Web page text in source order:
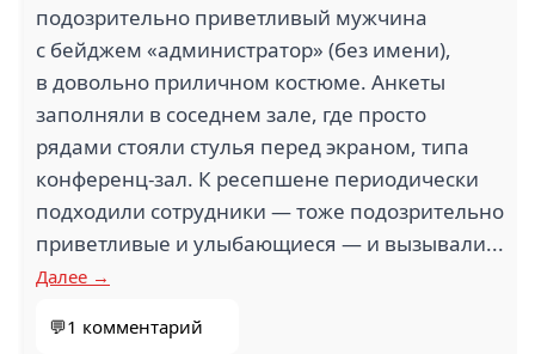
подозрительно приветливый мужчина
с бейджем «администратор» (без имени),
в довольно приличном костюме. Анкеты
заполняли в соседнем зале, где просто
рядами стояли стулья перед экраном, типа
конференц-зал. К ресепшене периодически
подходили сотрудники — тоже подозрительно
приветливые и улыбающиеся — и вызывали...
Далее →
💬1 комментарий